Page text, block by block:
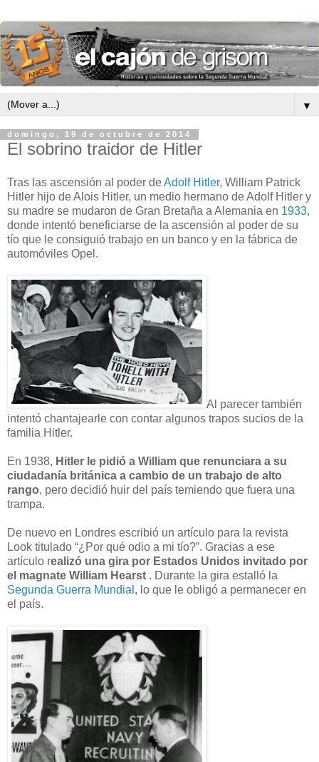
▼
domingo, 19 de octubre de 2014
El sobrino traidor de Hitler
Tras las ascensión al poder deAdolf Hitler, William Patrick
Hitler hijo de Alois Hitler, un medio hermano de Adolf Hitler y
su madre se mudaron de Gran Bretaña a Alemania en 1933,
donde intentó beneficiarse de la ascensión al poder de su
tío que le consiguió trabajo en un banco y en la fábrica de
automóviles Opel.
Al parecer también
intentó chantajearle con contar algunos trapos sucios de la
familia Hitler.
En 1938, Hitler le pidió a William que renunciara a su
ciudadanía británica a cambio de un trabajo de alto
rango, pero decidió huir del país temiendo que fuera una
trampa.
De nuevo en Londres escribió un artículo para la revista
Look titulado “¿Por qué odio a mi tío?”. Gracias a ese
artículo realizó una gira por Estados Unidos invitado por
el magnate William Hearst . Durante la gira estalló la
Segunda Guerra Mundial , lo que le obligó a permanecer en
el país.